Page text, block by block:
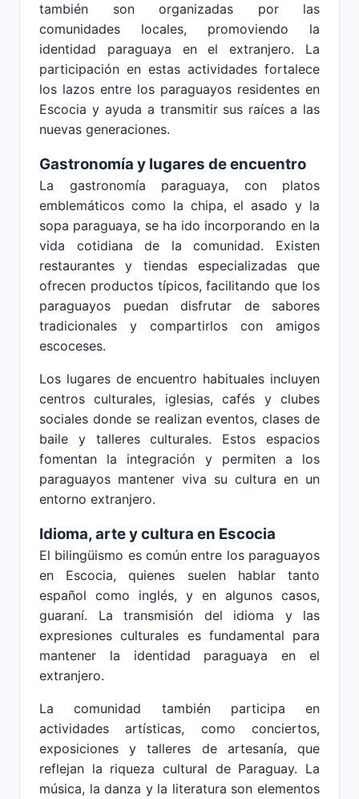
también son organizadas por las
comunidades locales, promoviendo la
identidad paraguaya en el extranjero. La
participación en estas actividades fortalece
los lazos entre los paraguayos residentes en
Escocia y ayuda a transmitir sus raíces a las
nuevas generaciones.
Gastronomía y lugares de encuentro
La gastronomía paraguaya, con platos
emblemáticos como la chipa, el asado y la
sopa paraguaya, se ha ido incorporando en la
vida cotidiana de la comunidad. Existen
restaurantes y tiendas especializadas que
ofrecen productos típicos, facilitando que los
paraguayos puedan disfrutar de sabores
tradicionales y compartirlos con amigos
escoceses.
Los lugares de encuentro habituales incluyen
centros culturales, iglesias, cafés y clubes
sociales donde se realizan eventos, clases de
baile y talleres culturales. Estos espacios
fomentan la integración y permiten a los
paraguayos mantener viva su cultura en un
entorno extranjero.
Idioma, arte y cultura en Escocia
El bilingüismo es común entre los paraguayos
en Escocia, quienes suelen hablar tanto
español como inglés, y en algunos casos,
guaraní. La transmisión del idioma y las
expresiones culturales es fundamental para
mantener la identidad paraguaya en el
extranjero.
La comunidad también participa en
actividades artísticas, como conciertos,
exposiciones y talleres de artesanía, que
reflejan la riqueza cultural de Paraguay. La
música, la danza y la literatura son elementos